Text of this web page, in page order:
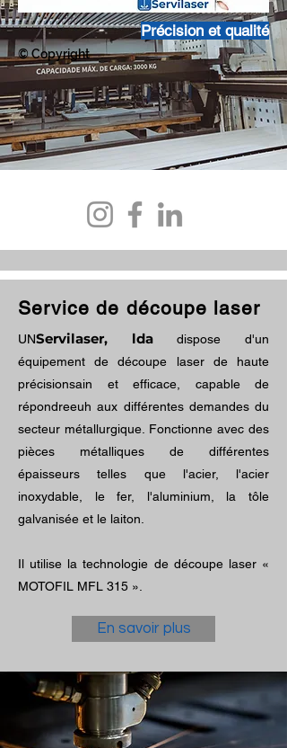
Précision et qualité
© Copyright
Service de découpe laser
UNServilaser, lda
dispose d'un
équipement de découpe laser de haute
précisionsain et efficace, capable de
répondreeuh aux différentes demandes du
secteur métallurgique. Fonctionne avec des
pièces métalliques de différentes
épaisseurs telles que l'acier, l'acier
inoxydable, le fer, l'aluminium, la tôle
galvanisée et le laiton.
Il utilise la technologie de découpe laser «
MOTOFIL MFL 315 ».
En savoir plus